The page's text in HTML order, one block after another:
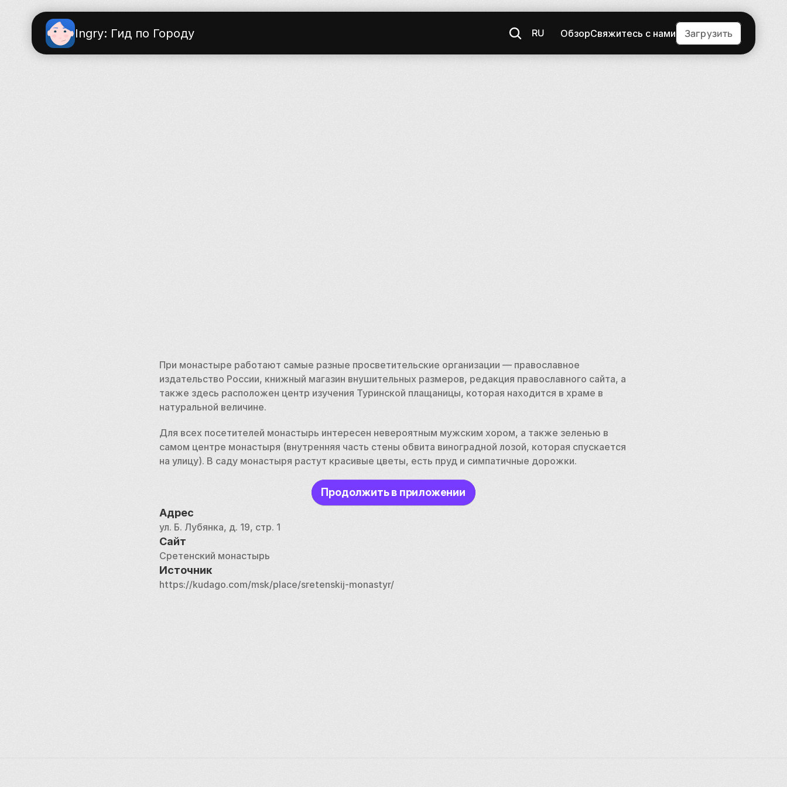
Ingry: Гид по Городу RU ОбзорСвяжитесь с нами Загрузить
При монастыре работают самые разные просветительские организации — православное
издательство России, книжный магазин внушительных размеров, редакция православного сайта, а
также здесь расположен центр изучения Туринской плащаницы, которая находится в храме в
натуральной величине.
Для всех посетителей монастырь интересен невероятным мужским хором, а также зеленью в
самом центре монастыря (внутренняя часть стены обвита виноградной лозой, которая спускается
на улицу). В саду монастыря растут красивые цветы, есть пруд и симпатичные дорожки.
Продолжить в приложении
Адрес
ул. Б. Лубянка, д. 19, стр. 1
Сайт
Сретенский монастырь
Источник
https://kudago.com/msk/place/sretenskij-monastyr/